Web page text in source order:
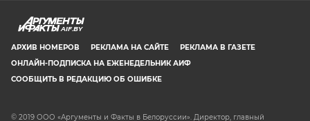
AIF.BY
АРХИВ НОМЕРОВ РЕКЛАМА НА САЙТЕ
РЕКЛАМА В ГАЗЕТЕ
ОНЛАЙН-ПОДПИСКА НА ЕЖЕНЕДЕЛЬНИК АИФ
СООБЩИТЬ В РЕДАКЦИЮ ОБ ОШИБКЕ
© 2019 ООО «Аргументы и Факты в Белоруссии». Директор, главный